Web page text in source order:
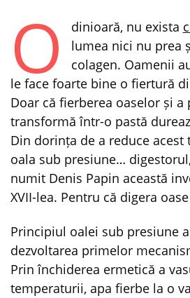
O dinioară, nu exista
lumea nici nu prea
colagen. Oamenii
le face foarte bine o fiertură
Doar că fierberea oaselor și a
transformă într-o pastă
Din dorința de a reduce
oala sub presiune…
numit Denis Papin această
XVII-lea. Pentru că digera
Principiul oalei sub presiune
dezvoltarea primelor
Prin închiderea ermetică a
temperaturii, apa fierbe la o